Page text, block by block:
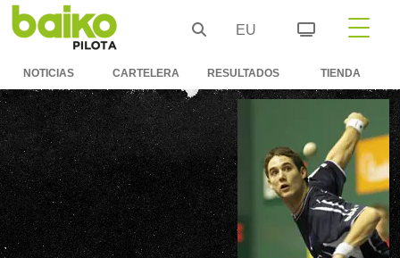
EU
NOTICIAS CARTELERA RESULTADOS TIENDA